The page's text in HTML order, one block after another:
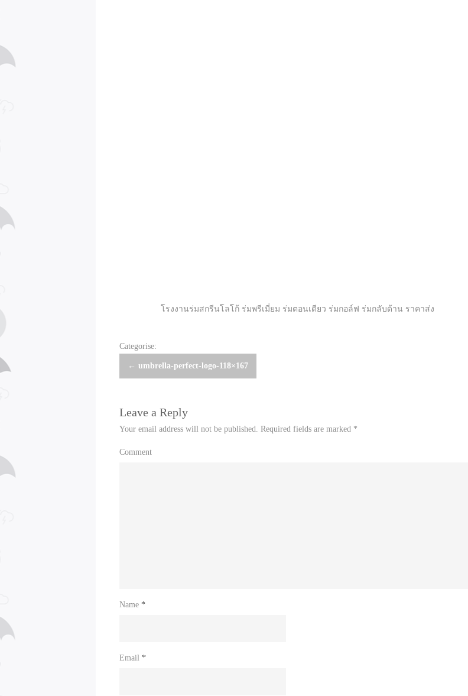
โรงงานร่มสกรีนโลโก้ ร่มพรีเมี่ยม ร่มตอนเดียว ร่มกอล์ฟ ร่มกลับด้าน ราคาส่ง
Categorise:
Post
← umbrella-perfect-logo-118×167
Leave a Reply
Your email address will not be published. Required fields are marked *
Comment
Name *
Email *